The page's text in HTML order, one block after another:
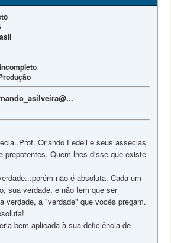
Orlando Fedeli e seus asseclas
prepotentes. Quem lhes disse que existe
não é absoluta. Cada um
sua verdade, e não tem que ser
verdade, a "verdade" que vocês pregam.
bem aplicada à sua deficiência de